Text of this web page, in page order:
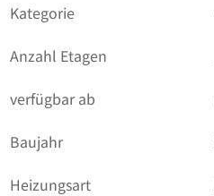
Kategorie
Anzahl Etagen
verfügbar ab
Baujahr
Heizungsart